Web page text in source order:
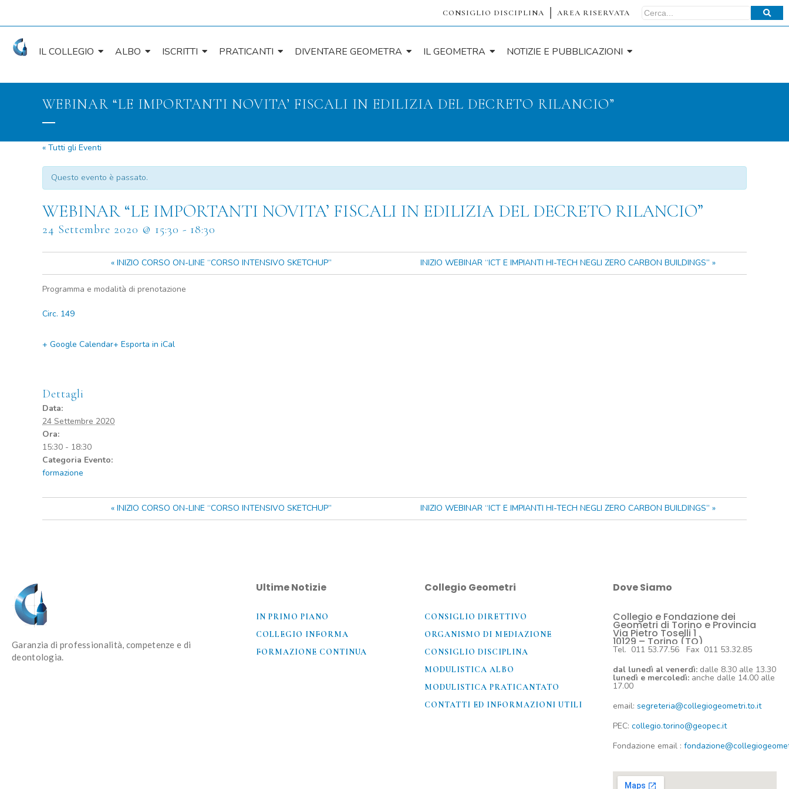
CONSIGLIO DISCIPLINA AREA RISERVATA
IL COLLEGIO ALBO ISCRITTI PRATICANTI DIVENTARE GEOMETRA IL GEOMETRA NOTIZIE E PUBBLICAZIONI
WEBINAR “LE IMPORTANTI NOVITA’ FISCALI IN EDILIZIA DEL DECRETO RILANCIO”
« Tutti gli Eventi
Questo evento è passato.
WEBINAR “LE IMPORTANTI NOVITA’ FISCALI IN EDILIZIA DEL DECRETO RILANCIO”
24 Settembre 2020 @ 15:30 - 18:30
« INIZIO CORSO ON-LINE “CORSO INTENSIVO SKETCHUP” INIZIO WEBINAR “ICT E IMPIANTI HI-TECH NEGLI ZERO CARBON BUILDINGS” »
Programma e modalità di prenotazione
Circ. 149
+ Google Calendar+ Esporta in iCal
Dettagli
Data:
24 Settembre 2020
Ora:
15:30 - 18:30
Categoria Evento:
formazione
« INIZIO CORSO ON-LINE “CORSO INTENSIVO SKETCHUP” INIZIO WEBINAR “ICT E IMPIANTI HI-TECH NEGLI ZERO CARBON BUILDINGS” »
Garanzia di professionalità, competenze e di
deontologia.
Ultime Notizie
IN PRIMO PIANO
COLLEGIO INFORMA
FORMAZIONE CONTINUA
Collegio Geometri
CONSIGLIO DIRETTIVO
ORGANISMO DI MEDIAZIONE
CONSIGLIO DISCIPLINA
MODULISTICA ALBO
MODULISTICA PRATICANTATO
CONTATTI ED INFORMAZIONI UTILI​
Dove Siamo
Collegio e Fondazione dei
Geometri di Torino e Provincia
Via Pietro Toselli 1
10129 – Torino (TO)
Tel. 011 53.77.56 Fax 011 53.32.85
dal lunedì al venerdì: dalle 8.30 alle 13.30
lunedì e mercoledì: anche dalle 14.00 alle
17.00
email: segreteria@collegiogeometri.to.it
PEC: collegio.torino@geopec.it
Fondazione email :